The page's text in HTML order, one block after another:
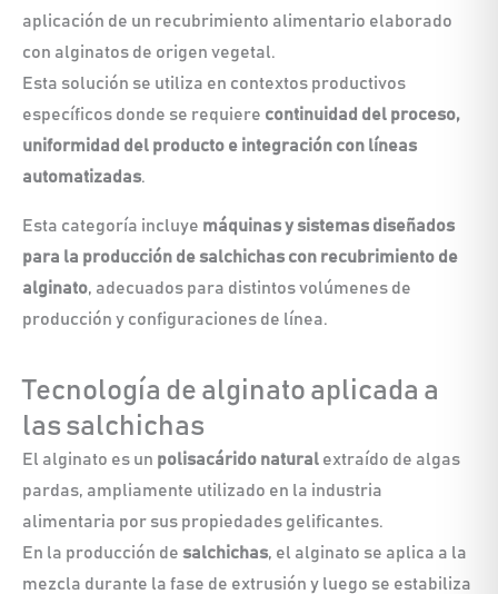
aplicación de un recubrimiento alimentario elaborado
con alginatos de origen vegetal.
Esta solución se utiliza en contextos productivos
específicos donde se requiere continuidad del proceso,
uniformidad del producto e integración con líneas
automatizadas.
Esta categoría incluye máquinas y sistemas diseñados
para la producción de salchichas con recubrimiento de
alginato, adecuados para distintos volúmenes de
producción y configuraciones de línea.
Tecnología de alginato aplicada a
las salchichas
El alginato es un polisacárido natural extraído de algas
pardas, ampliamente utilizado en la industria
alimentaria por sus propiedades gelificantes.
En la producción de salchichas, el alginato se aplica a la
mezcla durante la fase de extrusión y luego se estabiliza